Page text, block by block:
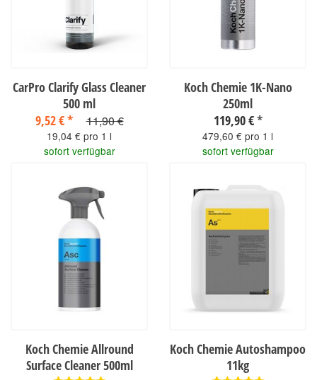
CarPro Clarify Glass Cleaner
500 ml
9,52 €* 11,90 €
19,04 € pro 1 l
sofort verfügbar
Koch Chemie 1K-Nano
250ml
119,90 €*
479,60 € pro 1 l
sofort verfügbar
Koch Chemie Allround
Surface Cleaner 500ml
Koch Chemie Autoshampoo
11kg